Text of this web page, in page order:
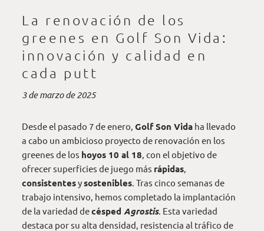
La renovación de los
greenes en Golf Son Vida:
innovación y calidad en
cada putt
3 de marzo de 2025
Desde el pasado 7 de enero,Golf Son Vida ha llevado
a cabo un ambicioso proyecto de renovación en los
greenes de los hoyos 10 al 18 , con el objetivo de
ofrecer superficies de juego más rápidas
consistentesysostenibles . Tras cinco semanas de
trabajo intensivo, hemos completado la implantación
de la variedad decésped Agrostis. Esta variedad
destaca por su alta densidad, resistencia al tráfico de